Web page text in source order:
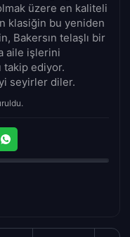
üzere en kaliteli
klasiğin bu yeniden
Bakersın telaşlı bir
aile işlerini
takip ediyor.
seyirler diler.